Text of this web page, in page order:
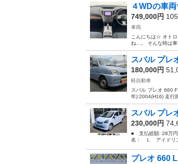
４WDの車
749,000円
車両
こんにちは☆ オトロ
ね…。 そんな時は車
スバル プ
180,000円
軽自動車
スバル プレオ 660
年):2004(H16) 走行
スバル プ
230,000円
■ 支払総額: 28万
名： Ｌ アイドリ
プレオ 660